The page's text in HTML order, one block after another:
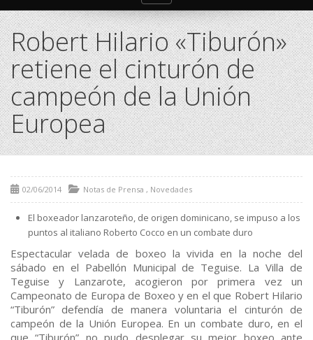
Robert Hilario «Tiburón»
retiene el cinturón de
campeón de la Unión
Europea
02/06/2014 Notas de Prensa , Novedades
El boxeador lanzaroteño, de origen dominicano, se impuso a los
puntos al italiano Roberto Cocco en un combate duro
Espectacular velada de boxeo la vivida en la noche del
sábado en el Pabellón Municipal de Teguise. La Villa de
Teguise y Lanzarote, acogieron por primera vez un
Campeonato de Europa de Boxeo y en el que Robert Hilario
“Tiburón” defendía de manera voluntaria el cinturón de
campeón de la Unión Europea. En un combate duro, en el